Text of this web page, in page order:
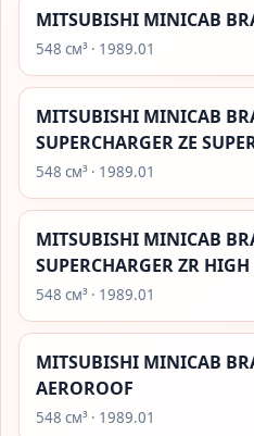
MITSUBISHI MINICAB
548 см³ · 1989.01
MITSUBISHI MINICAB
SUPERCHARGER ZE
548 см³ · 1989.01
MITSUBISHI MINICAB
SUPERCHARGER ZR
548 см³ · 1989.01
MITSUBISHI MINICAB
AEROROOF
548 см³ · 1989.01